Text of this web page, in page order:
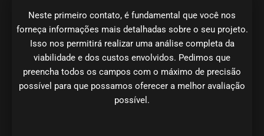
Neste primeiro contato, é fundamental que você nos
forneça informações mais detalhadas sobre o seu projeto.
Isso nos permitirá realizar uma análise completa da
viabilidade e dos custos envolvidos. Pedimos que
preencha todos os campos com o máximo de precisão
possível para que possamos oferecer a melhor avaliação
possível.